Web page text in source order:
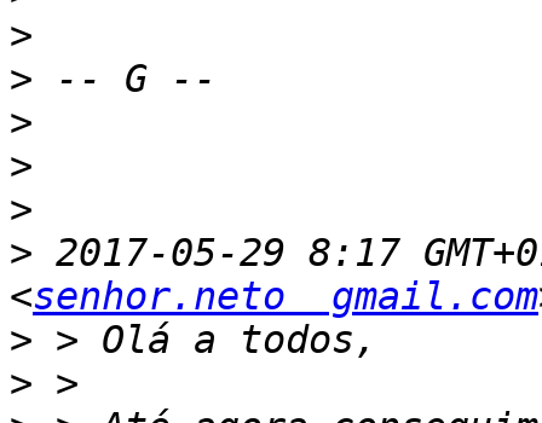
>
>
>
>
>
> 2017-05-29 8:17
<senhor.neto  gmail.com
>
>